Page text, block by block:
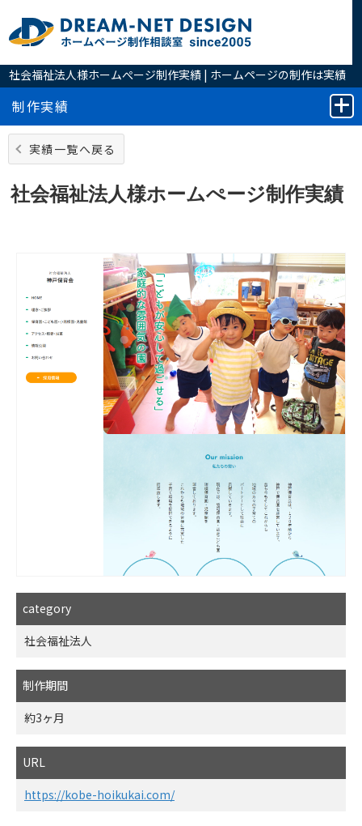
社会福祉法人様ホームぺージ制作実績 | ホームページの制作は実績
制作実績
実績一覧へ戻る
社会福祉法人様ホームぺージ制作実績
category
社会福祉法人
制作期間
約3ヶ月
URL
https://kobe-hoikukai.com/